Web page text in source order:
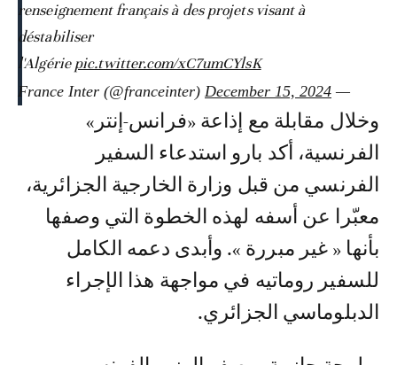
renseignement français à des projets visant à
déstabiliser
l'Algériepic.twitter.com/xC7umCYlsK
— France Inter (@franceinter)
December 15, 2024
وخلال مقابلة مع إذاعة «فرانس-إنتر»
الفرنسية، أكد بارو استدعاء السفير
الفرنسي من قبل وزارة الخارجية الجزائرية،
معبّرا عن أسفه لهذه الخطوة التي وصفها
بأنها « غير مبررة ». وأبدى دعمه الكامل
للسفير روماتيه في مواجهة هذا الإجراء
الدبلوماسي الجزائري.